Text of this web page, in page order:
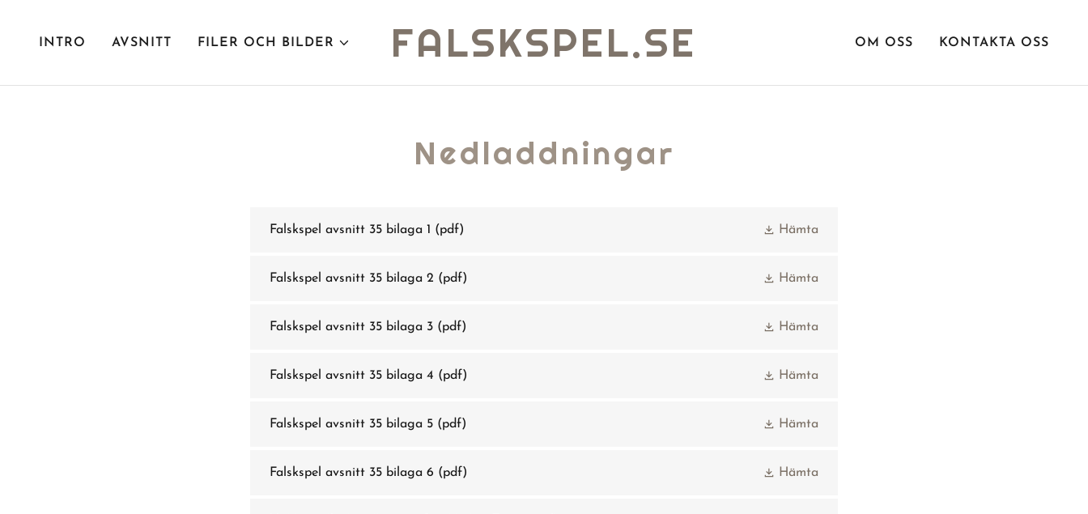
INTRO AVSNITT FILER OCH BILDER FALSKSPEL.SE OM OSS KONTAKTA OSS
Nedladdningar
Falskspel avsnitt 35 bilaga 1 (pdf) Hämta
Falskspel avsnitt 35 bilaga 2 (pdf) Hämta
Falskspel avsnitt 35 bilaga 3 (pdf) Hämta
Falskspel avsnitt 35 bilaga 4 (pdf) Hämta
Falskspel avsnitt 35 bilaga 5 (pdf) Hämta
Falskspel avsnitt 35 bilaga 6 (pdf) Hämta